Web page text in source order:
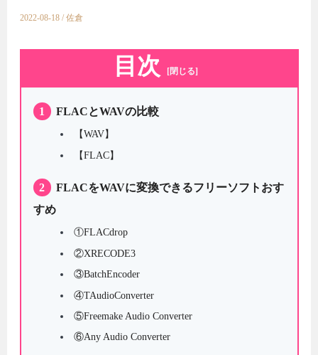
2022-08-18 / 佐倉
目次 [閉じる]
1 FLACとWAVの比較
【WAV】
【FLAC】
2
FLACをWAVに変換できるフリーソフトおす
すめ
①FLACdrop
②XRECODE3
③BatchEncoder
④TAudioConverter
⑤Freemake Audio Converter
⑥Any Audio Converter